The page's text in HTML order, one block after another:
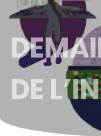
DE